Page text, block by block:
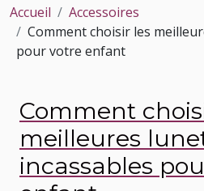
Accueil
Accessoires
Comment choisir les
pour votre enfant
Comment
meilleures
incassables